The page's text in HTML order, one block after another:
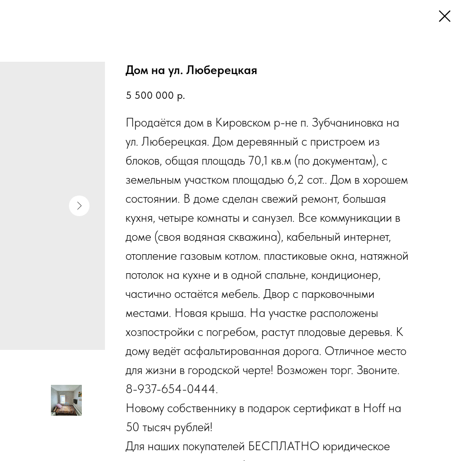
Дом на ул. Люберецкая
5 500 000 р.
Продаётся дом в Кировском р-не п. Зубчаниновка на
ул. Люберецкая. Дом деревянный с пристроем из
блоков, общая площадь 70,1 кв.м (по документам), с
земельным участком площадью 6,2 сот.. Дом в хорошем
состоянии. В доме сделан свежий ремонт, большая
кухня, четыре комнаты и санузел. Все коммуникации в
доме (своя водяная скважина), кабельный интернет,
отопление газовым котлом. пластиковые окна, натяжной
потолок на кухне и в одной спальне, кондиционер,
частично остаётся мебель. Двор с парковочными
местами. Новая крыша. На участке расположены
хозпостройки с погребом, растут плодовые деревья. К
дому ведёт асфальтированная дорога. Отличное место
для жизни в городской черте! Возможен торг. Звоните.
8-937-654-0444.
Новому собственнику в подарок сертификат в Hoff на
50 тысяч рублей!
Для наших покупателей БЕСПЛАТНО юридическое